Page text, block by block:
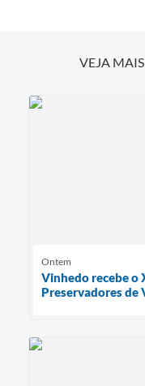
VEJA
Ontem
Vinhedo recebe o
Preservadores